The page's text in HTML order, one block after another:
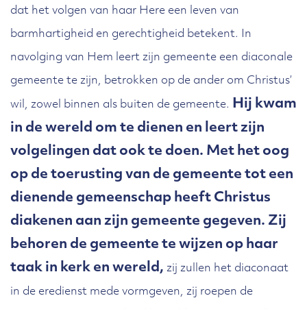
het artikel twee hoofdlijnen. Daarbij
klinkt B15.2 vanouds nog het meest
vertrouwd. Diakenen geven hulp
aan wie in de gemeente hulp nodig
heeft. Zij doen dat wel als
ambtsdragers, als gezanten van
Christus. Dus beperken ze zich niet
tot financiële tegemoetkomingen of
het regelen van een kook- of
rijrooster. Ze plaatsen dit in het
kader van de hulp die Christus ons
hebben. We tonen belangstelling
voor hen, we luisteren naar hun
vragen, we denken na over
mogelijkheden om hen te laten
proeven hoe goed de HEER is. Zo
dat het volgen van haar Here een leven van
barmhartigheid en gerechtigheid betekent. In
navolging van Hem leert zijn gemeente een diaconale
gemeente te zijn, betrokken op de ander om Christus’
wil, zowel binnen als buiten de gemeente. Hij kwam
in de wereld om te dienen en leert zijn
volgelingen dat ook te doen. Met het oog
op de toerusting van de gemeente tot een
dienende gemeenschap heeft Christus
diakenen aan zijn gemeente gegeven. Zij
behoren de gemeente te wijzen op haar
taak in kerk en wereld, zij zullen het diaconaat
in de eredienst mede vormgeven, zij roepen de